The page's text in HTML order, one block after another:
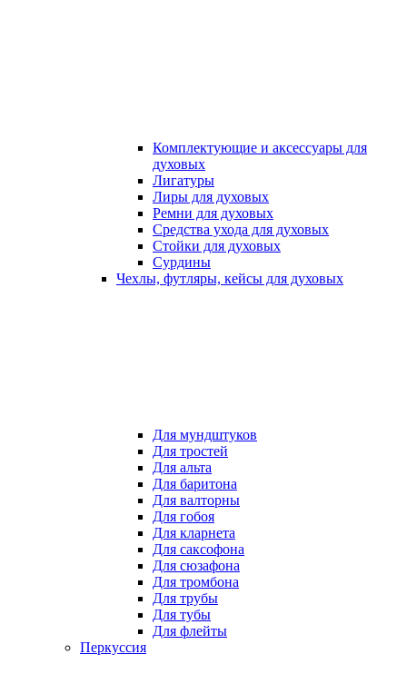
Комплектующие и аксессуары для
духовых
Лигатуры
Лиры для духовых
Ремни для духовых
Средства ухода для духовых
Стойки для духовых
Сурдины
Чехлы, футляры, кейсы для духовых
Для мундштуков
Для тростей
Для альта
Для баритона
Для валторны
Для гобоя
Для кларнета
Для саксофона
Для сюзафона
Для тромбона
Для трубы
Для тубы
Для флейты
Перкуссия